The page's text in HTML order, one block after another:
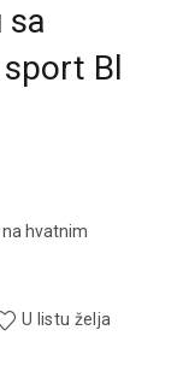
sa
Bl
hvatnim
Thema sport Bl 2423
U listu želja